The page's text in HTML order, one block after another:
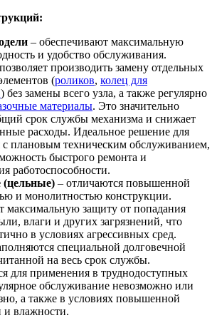
– обеспечивают максимальную
и удобство обслуживания.
производить замену отдельных
(роликов, колец для
) без замены всего узла, а также регулярно
материалы. Это значительно
срок службы механизма и снижает
расходы. Идеальное решение для
с плановым техническим обслуживанием,
быстрого ремонта и
работоспособности.
(цельные) – отличаются повышенной
и монолитностью конструкции.
максимальную защиту от попадания
влаги и других загрязнений, что
в условиях агрессивных сред.
специальной долговечной
на весь срок службы.
для применения в труднодоступных
обслуживание невозможно или
а также в условиях повышенной
и влажности.